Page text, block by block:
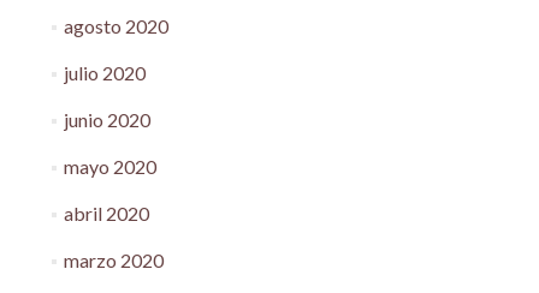
agosto 2020
julio 2020
junio 2020
mayo 2020
abril 2020
marzo 2020